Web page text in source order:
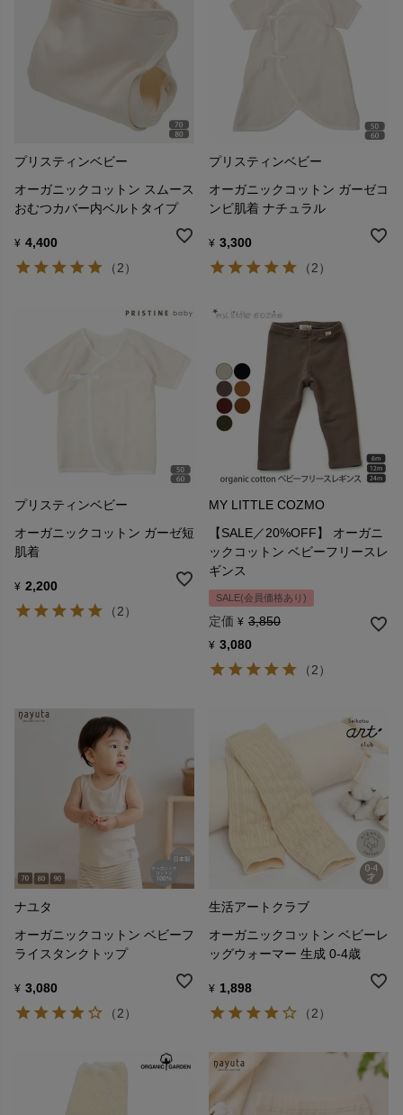
プリスティンベビー
オーガニックコットン スムース
おむつカバー内ベルトタイプ
¥ 4,400
（2）
プリスティンベビー
オーガニックコットン ガーゼコ
ンビ肌着 ナチュラル
¥ 3,300
（2）
プリスティンベビー
オーガニックコットン ガーゼ短
肌着
¥ 2,200
（2）
MY LITTLE COZMO
【SALE／20%OFF】 オーガニ
ックコットン ベビーフリースレ
ギンス
SALE(会員価格あり)
定価 ¥ 3,850
¥ 3,080
（2）
ナユタ
オーガニックコットン ベビーフ
ライスタンクトップ
¥ 3,080
（2）
生活アートクラブ
オーガニックコットン ベビーレ
ッグウォーマー 生成 0-4歳
¥ 1,898
（2）